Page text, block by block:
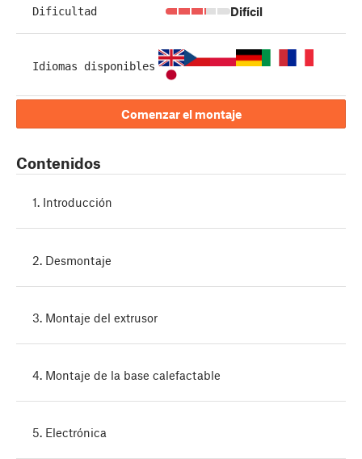
Dificultad Difícil
Idiomas disponibles
Comenzar el montaje
Contenidos
1. Introducción
2. Desmontaje
3. Montaje del extrusor
4. Montaje de la base calefactable
5. Electrónica